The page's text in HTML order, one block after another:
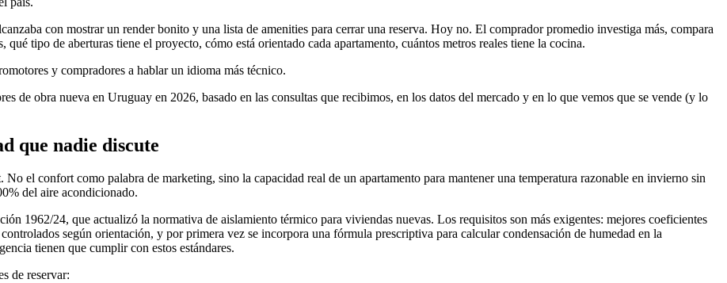
con mostrar un render bonito y una lista de amenities para cerrar una reserva. Hoy no. El comprador promedio investiga más, compara
tipo de aberturas tiene el proyecto, cómo está orientado cada apartamento, cuántos metros reales tiene la cocina.
y compradores a hablar un idioma más técnico.
de obra nueva en Uruguay en 2026, basado en las consultas que recibimos, en los datos del mercado y en lo que vemos que se vende (y lo
que nadie discute
el confort como palabra de marketing, sino la capacidad real de un apartamento para mantener una temperatura razonable en invierno sin
del aire acondicionado.
1962/24, que actualizó la normativa de aislamiento térmico para viviendas nuevas. Los requisitos son más exigentes: mejores coeficientes
según orientación, y por primera vez se incorpora una fórmula prescriptiva para calcular condensación de humedad en la
tienen que cumplir con estos estándares.
de reservar: